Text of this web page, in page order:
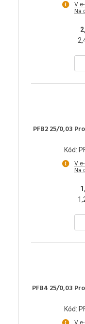
V
Na
PFB2 25/0,03
Kód:
V
Na
PFB4 25/0,03
Kód:
V